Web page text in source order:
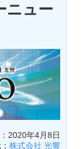
ニュー
2020年4月8日
株式会社 光響